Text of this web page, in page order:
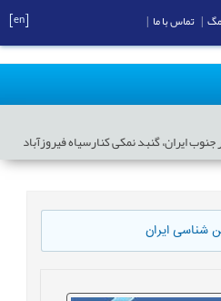
ایران، گنبد نمکی کنارسیاه فیروزآباد
شناسی ایران
تماس با ما